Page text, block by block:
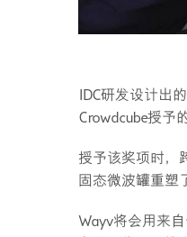
IDC研发设计出
Crowdcube授予
授予该奖项时，
固态微波罐重塑
Wayv将会用来